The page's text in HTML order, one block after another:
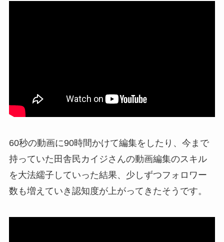
60秒の動画に90時間かけて編集をしたり、今まで
持っていた田舎民カイジさんの動画編集のスキル
を大法繻子していった結果、少しずつフォロワー
数も増えていき認知度が上がってきたそうです。